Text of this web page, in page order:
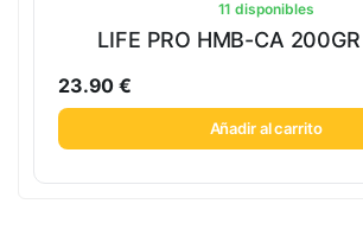
11 disponibles
LIFE PRO HMB-CA
23.90€
Añadir al carrito